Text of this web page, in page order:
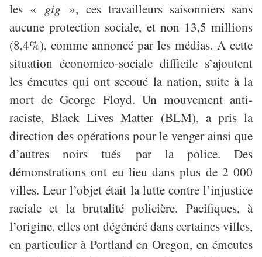
les « gig », ces travailleurs saisonniers sans
aucune protection sociale, et non 13,5 millions
(8,4%), comme annoncé par les médias. A cette
situation économico-sociale difficile s’ajoutent
les émeutes qui ont secoué la nation, suite à la
mort de George Floyd. Un mouvement anti-
raciste, Black Lives Matter (BLM), a pris la
direction des opérations pour le venger ainsi que
d’autres noirs tués par la police. Des
démonstrations ont eu lieu dans plus de 2 000
villes. Leur l’objet était la lutte contre l’injustice
raciale et la brutalité policière. Pacifiques, à
l’origine, elles ont dégénéré dans certaines villes,
en particulier à Portland en Oregon, en émeutes